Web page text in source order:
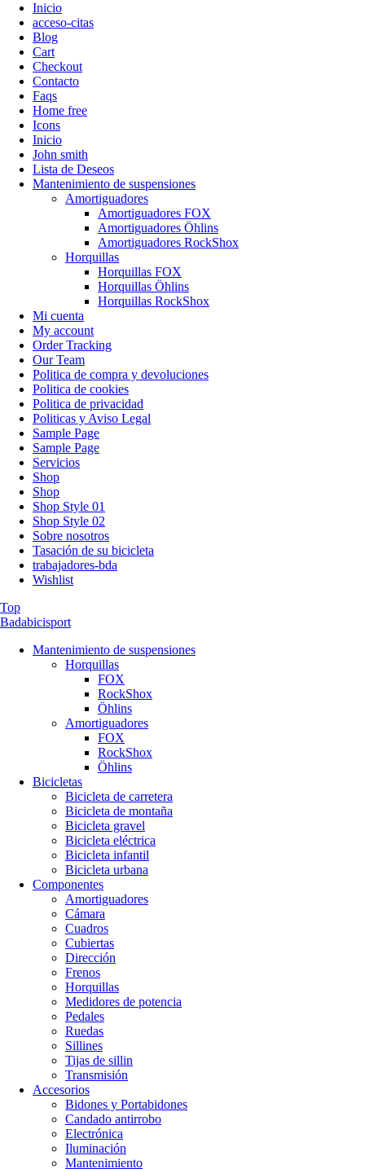
Inicio
acceso-citas
Blog
Cart
Checkout
Contacto
Faqs
Home free
Icons
Inicio
John smith
Lista de Deseos
Mantenimiento de suspensiones
Amortiguadores
Amortiguadores FOX
Amortiguadores Öhlins
Amortiguadores RockShox
Horquillas
Horquillas FOX
Horquillas Öhlins
Horquillas RockShox
Mi cuenta
My account
Order Tracking
Our Team
Politica de compra y devoluciones
Politica de cookies
Politica de privacidad
Politicas y Aviso Legal
Sample Page
Sample Page
Servicios
Shop
Shop
Shop Style 01
Shop Style 02
Sobre nosotros
Tasación de su bicicleta
trabajadores-bda
Wishlist
Top
Badabicisport
Mantenimiento de suspensiones
Horquillas
FOX
RockShox
Öhlins
Amortiguadores
FOX
RockShox
Öhlins
Bicicletas
Bicicleta de carretera
Bicicleta de montaña
Bicicleta gravel
Bicicleta eléctrica
Bicicleta infantil
Bicicleta urbana
Componentes
Amortiguadores
Cámara
Cuadros
Cubiertas
Dirección
Frenos
Horquillas
Medidores de potencia
Pedales
Ruedas
Sillines
Tijas de sillin
Transmisión
Accesorios
Bidones y Portabidones
Candado antirrobo
Electrónica
Iluminación
Mantenimiento